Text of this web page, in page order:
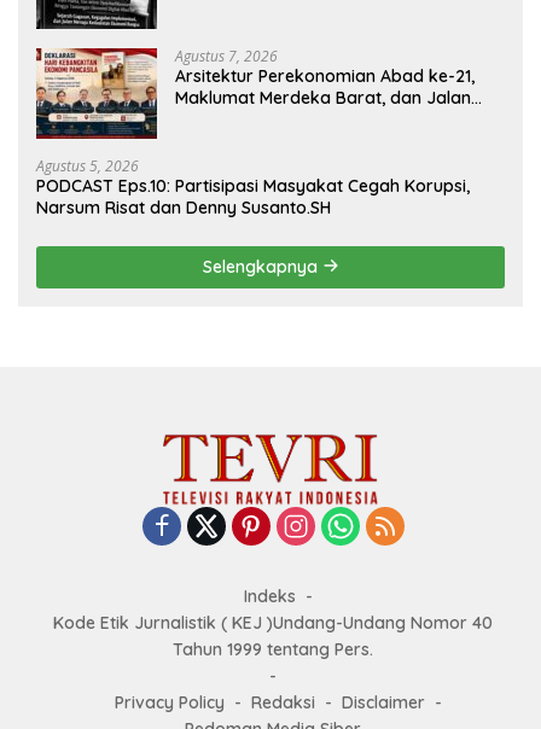
Agustus 7, 2026
Arsitektur Perekonomian Abad ke-21,
Maklumat Merdeka Barat, dan Jalan
Agustus 5, 2026
PODCAST Eps.10: Partisipasi Masyakat Cegah Korupsi,
Narsum Risat dan Denny Susanto.SH
Selengkapnya
Indeks
Kode Etik Jurnalistik ( KEJ )Undang-Undang Nomor 40
Tahun 1999 tentang Pers.
Privacy Policy Redaksi
Disclaimer